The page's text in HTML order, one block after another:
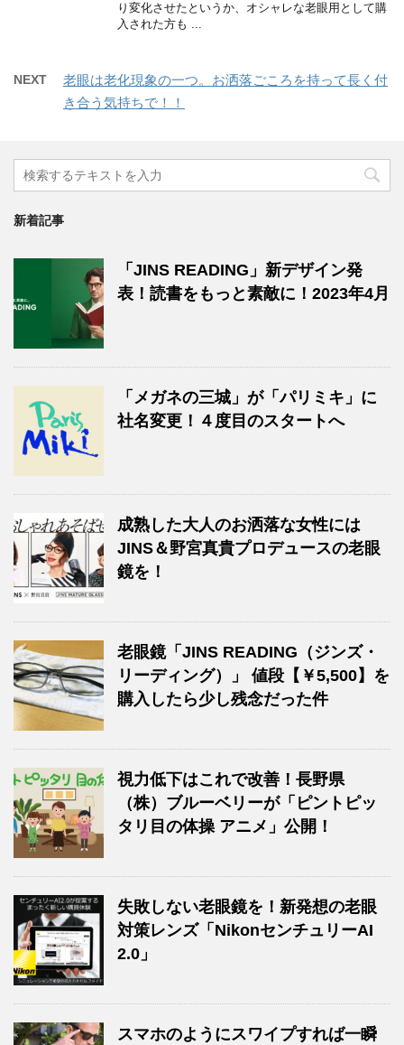
り変化させたというか、オシャレな老眼用として購
入された方も ...
NEXT
老眼は老化現象の一つ。お洒落ごころを持って長く付
き合う気持ちで！！
新着記事
「JINS READING」新デザイン発
表！読書をもっと素敵に！2023年4月
「メガネの三城」が「パリミキ」に
社名変更！４度目のスタートへ
成熟した大人のお洒落な女性には
JINS＆野宮真貴プロデュースの老眼
鏡を！
老眼鏡「JINS READING（ジンズ・
リーディング）」 値段【￥5,500】を
購入したら少し残念だった件
視力低下はこれで改善！長野県
（株）ブルーベリーが「ピントピッ
タリ目の体操 アニメ」公開！
失敗しない老眼鏡を！新発想の老眼
対策レンズ「NikonセンチュリーAI
2.0」
スマホのようにスワイプすれば一瞬